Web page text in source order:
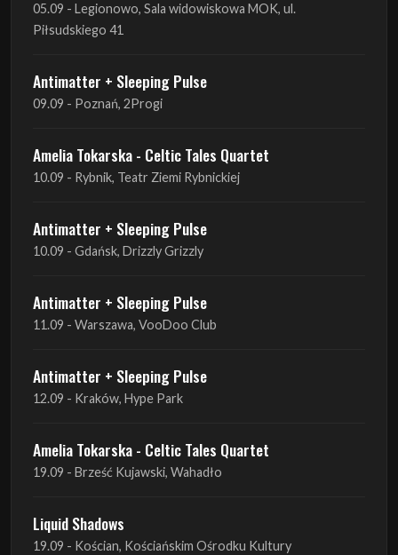
05.09 - Legionowo, Sala widowiskowa MOK, ul.
Piłsudskiego 41
Antimatter + Sleeping Pulse
09.09 - Poznań, 2Progi
Amelia Tokarska - Celtic Tales Quartet
10.09 - Rybnik, Teatr Ziemi Rybnickiej
Antimatter + Sleeping Pulse
10.09 - Gdańsk, Drizzly Grizzly
Antimatter + Sleeping Pulse
11.09 - Warszawa, VooDoo Club
Antimatter + Sleeping Pulse
12.09 - Kraków, Hype Park
Amelia Tokarska - Celtic Tales Quartet
19.09 - Brześć Kujawski, Wahadło
Liquid Shadows
19.09 - Kościan, Kościańskim Ośrodku Kultury